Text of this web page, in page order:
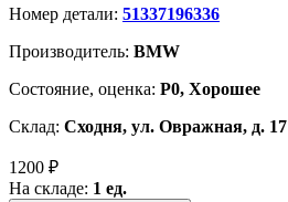
Номер детали: 51337196336
Производитель: BMW
Cостояние, оценка: Р0, Хорошее
Склад: Сходня, ул. Овражная, д. 17
1200 ₽
На складе: 1 ед.